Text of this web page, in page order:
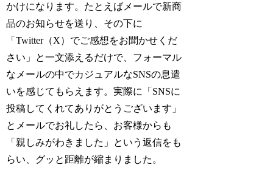
かけになります。たとえばメールで新商
品のお知らせを送り、その下に
「Twitter（X）でご感想をお聞かせくだ
さい」と一文添えるだけで、フォーマル
なメールの中でカジュアルなSNSの息遣
いを感じてもらえます。実際に「SNSに
投稿してくれてありがとうございます」
とメールでお礼したら、お客様からも
「親しみがわきました」という返信をも
らい、グッと距離が縮まりました。